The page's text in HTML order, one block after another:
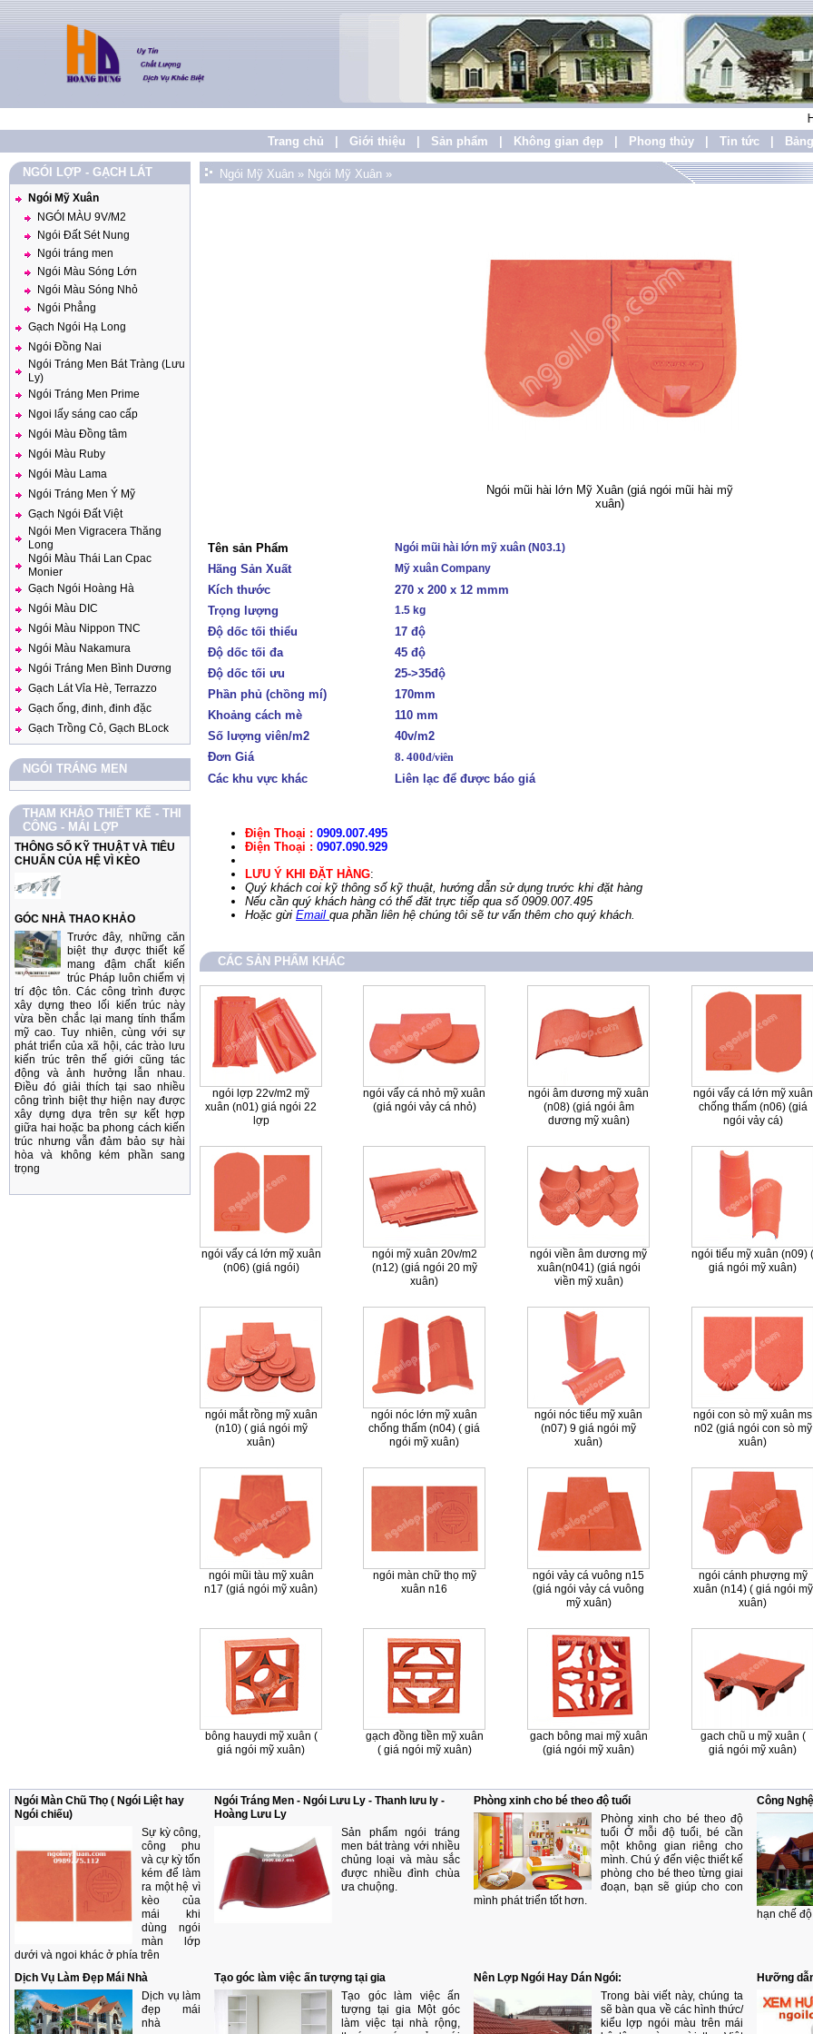
Trang chủ
Giới thiệu Sản phẩm Không gian đẹp Phong thủy Tin tức
NGÓI LỢP - GẠCH LÁT
Ngói Mỹ Xuân
NGÓI MÀU 9V/M2
Ngói Đất Sét Nung
Ngói tráng men
Ngói Màu Sóng Lớn
Ngói Màu Sóng Nhỏ
Ngói Phẳng
Gạch Ngói Hạ Long
Ngói Đồng Nai
Ngói Tráng Men Bát Tràng (Lưu
Ly)
Ngói Tráng Men Prime
Ngoi lấy sáng cao cấp
Ngói Màu Đồng tâm
Ngói Màu Ruby
Ngói Màu Lama
Ngói Tráng Men Ý Mỹ
Gạch Ngói Đất Việt
Ngói Men Vigracera Thăng
Long
Ngói Màu Thái Lan Cpac
Monier
Gạch Ngói Hoàng Hà
Ngói Màu DIC
Ngói Màu Nippon TNC
Ngói Màu Nakamura
Ngói Tráng Men Bình Dương
Gạch Lát Vỉa Hè, Terrazzo
Gạch ống, đinh, đinh đặc
Gạch Trồng Cỏ, Gạch BLock
NGÓI TRÁNG MEN
THAM KHẢO THIẾT KẾ - THI
CÔNG - MÁI LỢP
THÔNG SỐ KỸ THUẬT VÀ TIÊU
CHUẨN CỦA HỆ VÌ KÈO
GÓC NHÀ THAO KHẢO
Trước đây, những căn
biệt thự được thiết kế
mang đậm chất kiến
trúc Pháp luôn chiếm vị
trí độc tôn. Các công trình được
xây dựng theo lối kiến trúc này
vừa bền chắc lại mang tính thẩm
mỹ cao. Tuy nhiên, cùng với sự
phát triển của xã hội, các trào lưu
kiến trúc trên thế giới cũng tác
động và ảnh hưởng lẫn nhau.
Điều đó giải thích tại sao nhiều
công trình biệt thự hiện nay được
xây dựng dựa trên sự kết hợp
giữa hai hoặc ba phong cách kiến
trúc nhưng vẫn đảm bảo sự hài
hòa và không kém phần sang
trọng
Ngói Mỹ Xuân » Ngói Mỹ Xuân »
Ngói mũi hài lớn Mỹ Xuân (giá ngói mũi hài mỹ
xuân)
Tên sản Phẩm Ngói mũi hài lớn mỹ xuân (N03.1)
Hãng Sản Xuất Mỹ xuân Company
Kích thước
270 x 200 x 12 mmm
Trọng lượng
1.5 kg
Độ dốc tối thiểu
17 độ
Độ dốc tối đa
45 độ
Độ dốc tối ưu
25->35độ
Phần phủ (chồng mí)
170mm
Khoảng cách mè
110 mm
Số lượng viên/m2
40v/m2
Đơn Giá
8. 400đ/viên
Các khu vực khác Liên lạc để được báo giá
Điện Thoại : 0909.007.495
Điện Thoại : 0907.090.929
LƯU Ý KHI ĐẶT HÀNG:
Quý khách coi kỹ thông số kỹ thuật, hướng dẫn sử dụng trước khi đặt hàng
Nếu cần quý khách hàng có thể đăt trực tiếp qua số 0909.007.495
Hoặc gừi Email qua phần liên hệ chúng tôi sẽ tư vấn thêm cho quý khách.
CÁC SẢN PHẨM KHÁC
ngói lợp 22v/m2 mỹ
xuân (n01) giá ngói 22
lợp
ngói vẩy cá nhỏ mỹ xuân
(giá ngói vảy cá nhỏ)
ngói âm dương mỹ xuân
(n08) (giá ngói âm
dương mỹ xuân)
ngói vẩy cá lớn mỹ xuân
chống thấm (n06) (giá
ngói vảy cá)
ngói vẩy cá lớn mỹ xuân
(n06) (giá ngói)
ngói mỹ xuân 20v/m2
(n12) (giá ngói 20 mỹ
xuân)
ngói viền âm dương mỹ
xuân(n041) (giá ngói
viền mỹ xuân)
ngói tiểu mỹ xuân (n09) (
giá ngói mỹ xuân)
ngói mắt rồng mỹ xuân
(n10) ( giá ngói mỹ
xuân)
ngói nóc lớn mỹ xuân
chống thấm (n04) ( giá
ngói mỹ xuân)
ngói nóc tiểu mỹ xuân
(n07) 9 giá ngói mỹ
xuân)
ngói con sò mỹ xuân ms
n02 (giá ngói con sò mỹ
xuân)
ngói mũi tàu mỹ xuân
n17 (giá ngói mỹ xuân)
ngói màn chữ thọ mỹ
xuân n16
ngói vảy cá vuông n15
(giá ngói vảy cá vuông
mỹ xuân)
ngói cánh phượng mỹ
xuân (n14) ( giá ngói mỹ
xuân)
bông hauydi mỹ xuân (
giá ngói mỹ xuân)
gạch đồng tiền mỹ xuân
( giá ngói mỹ xuân)
gach bông mai mỹ xuân
(giá ngói mỹ xuân)
gach chũ u mỹ xuân (
giá ngói mỹ xuân)
Ngói Màn Chũ Thọ ( Ngói Liệt hay
Ngói chiếu)
Sự kỳ công,
công phu
và cự kỳ tốn
kém để làm
ra một hệ vì
kèo của
mái khi
dùng ngói
màn lớp
dưới và ngoi khác ở phía trên
Ngói Tráng Men - Ngói Lưu Ly - Thanh lưu ly -
Hoàng Lưu Ly
Sản phẩm ngói tráng
men bát tràng với nhiều
chủng loại và màu sắc
được nhiều đình chùa
ưa chuộng.
Phòng xinh cho bé theo độ tuổi
Phòng xinh cho bé theo độ
tuổi Ở mỗi độ tuổi, bé cần
một không gian riêng cho
mình. Chú ý đến việc thiết kế
phòng cho bé theo từng giai
đoạn, bạn sẽ giúp cho con
mình phát triển tốt hơn.
Công
hạn chế
Dịch Vụ Làm Đẹp Mái Nhà
Dịch vụ làm
đẹp mái
nhà
Tạo góc làm việc ấn tượng tại gia
Tạo góc làm việc ấn
tượng tại gia Một góc
làm việc tại nhà rộng,
Nên Lợp Ngói Hay Dán Ngói:
Trong bài viết này, chúng ta
sẽ bàn qua về các hình thức/
kiểu lợp ngói màu trên mái
Hưỡng